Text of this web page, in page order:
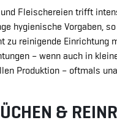
und Fleischereien trifft
hygienische Vorgaben,
zu reinigende Einrichtung
– wenn auch in
Produktion – oftmals
&